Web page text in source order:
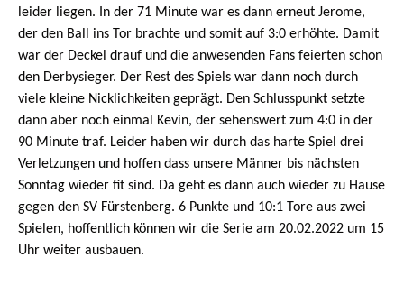
leider liegen. In der 71 Minute war es dann erneut Jerome,
der den Ball ins Tor brachte und somit auf 3:0 erhöhte. Damit
war der Deckel drauf und die anwesenden Fans feierten schon
den Derbysieger. Der Rest des Spiels war dann noch durch
viele kleine Nicklichkeiten geprägt. Den Schlusspunkt setzte
dann aber noch einmal Kevin, der sehenswert zum 4:0 in der
90 Minute traf. Leider haben wir durch das harte Spiel drei
Verletzungen und hoffen dass unsere Männer bis nächsten
Sonntag wieder fit sind. Da geht es dann auch wieder zu Hause
gegen den SV Fürstenberg. 6 Punkte und 10:1 Tore aus zwei
Spielen, hoffentlich können wir die Serie am 20.02.2022 um 15
Uhr weiter ausbauen.